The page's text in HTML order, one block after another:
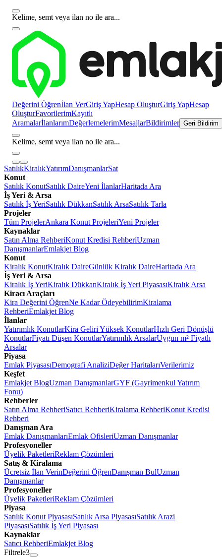
Kelime, semt veya ilan no ile ara...
Değerini Öğrenİlan VerGiriş YapHesap OluşturGiriş YapHesap
OluşturFavorilerimKayıtlı
AramalarİlanlarımDeğerlemelerimMesajlarBildirimler Geri Bildirim
Kelime, semt veya ilan no ile ara...
SatılıkKiralıkYatırımDanışmanlarSat
Konut
Satılık KonutSatılık DaireYeni İlanlarHaritada Ara
İş Yeri & Arsa
Satılık İş YeriSatılık DükkanSatılık ArsaSatılık Tarla
Projeler
Tüm ProjelerAnkara Konut ProjeleriYeni Projeler
Kaynaklar
Satın Alma RehberiKonut Kredisi RehberiUzman
DanışmanlarEmlakjet Blog
Konut
Kiralık KonutKiralık DaireGünlük Kiralık DaireHaritada Ara
İş Yeri & Arsa
Kiralık İş YeriKiralık DükkanKiralık İş Yeri PiyasasıKiralık Arsa
Kiracı Araçları
Kira Değerini ÖğrenNe Kadar ÖdeyebilirimKiralama
RehberiEmlakjet Blog
İlanlar
Yatırımlık KonutlarKira Geliri Yüksek KonutlarHızlı Geri Dönüşlü
KonutlarFiyatı Düşen KonutlarYatırımlık ArsalarUygun m² Fiyatlı
Arsalar
Piyasa
Emlak PiyasasıDemografi AnaliziDeğer HaritalarıVerilerimiz
Keşfet
Emlakjet BlogUzman DanışmanlarGYF (Gayrimenkul Yatırım
Fonu)
Rehberler
Satın Alma RehberiSatıcı RehberiKiralama RehberiKonut Kredisi
Rehberi
Danışman Ara
Emlak DanışmanlarıEmlak OfisleriUzman Danışmanlar
Profesyoneller
Üyelik PaketleriReklam Çözümleri
Satış & Kiralama
Ücretsiz İlan VerinDeğerini ÖğrenDanışman BulUzman
Danışmanlar
Profesyoneller
Üyelik PaketleriReklam Çözümleri
Piyasa
Satılık Konut PiyasasıSatılık Arsa PiyasasıSatılık Arazi
PiyasasıSatılık İş Yeri Piyasası
Kaynaklar
Satıcı RehberiEmlakjet Blog
Filtrele3